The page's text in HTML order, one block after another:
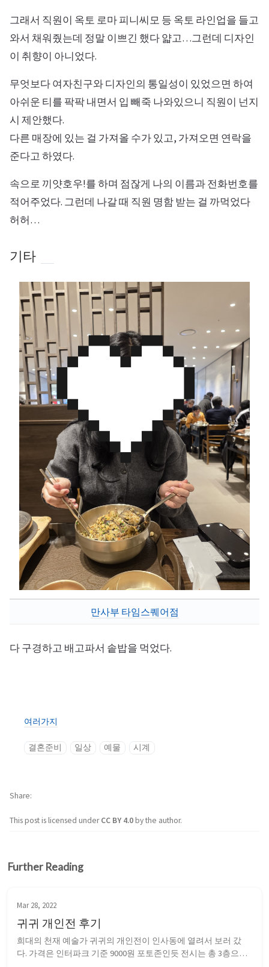
그래서 직원이 옥토 로마 피니씨모 등 옥토 라인업을 들고
와서 채워줬는데 정말 이쁘긴 했다 얇고…그런데 디자인
이 취향이 아니었다.
무엇보다 여자친구와 디자인의 통일성이 있었으면 하여
아쉬운 티를 팍팍 내면서 입 빼죽 나와있으니 직원이 넌지
시 제안했다.
다른 매장에 있는 걸 가져올 수가 있고, 가져오면 연락을
준다고 하였다.
속으로 끼얏호우!를 하며 점잖게 나의 이름과 전화번호를
적어주었다. 그런데 나갈 때 직원 명함 받는 걸 까먹었다
허허…
기타
만사부 타임스퀘어점
다 구경하고 배고파서 솥밥을 먹었다.
여러가지
결혼준비 일상 예물 시계
This post is licensed underCC BY 4.0by the author.
Share
Further Reading
Mar 28, 2022
귀귀 개인전 후기
희대의 천재 예술가 귀귀의 개인전이 인사동에 열려서 보러 갔
다. 가격은 인터파크 기준 9000원 포토존인듯 전시는 총 3층으로